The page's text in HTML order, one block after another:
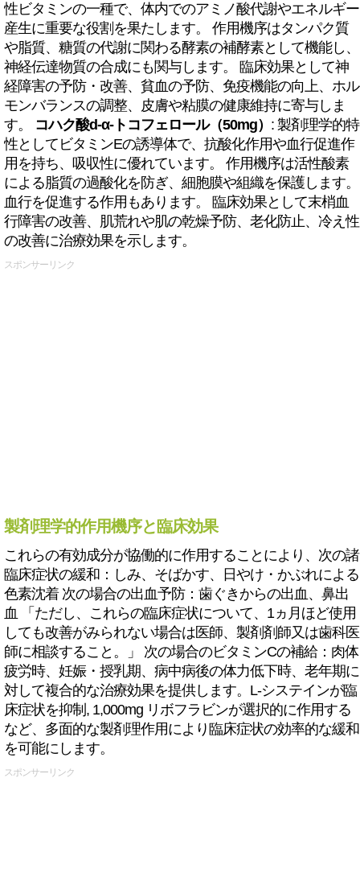
性ビタミンの一種で、体内でのアミノ酸代謝やエネルギー
産生に重要な役割を果たします。 作用機序はタンパク質
や脂質、糖質の代謝に関わる酵素の補酵素として機能し、
神経伝達物質の合成にも関与します。 臨床効果として神
経障害の予防・改善、貧血の予防、免疫機能の向上、ホル
モンバランスの調整、皮膚や粘膜の健康維持に寄与しま
す。 コハク酸d-α-トコフェロール（50mg） : 製剤理学的特
性としてビタミンEの誘導体で、抗酸化作用や血行促進作
用を持ち、吸収性に優れています。 作用機序は活性酸素
による脂質の過酸化を防ぎ、細胞膜や組織を保護します。
血行を促進する作用もあります。 臨床効果として末梢血
行障害の改善、肌荒れや肌の乾燥予防、老化防止、冷え性
の改善に治療効果を示します。
スポンサーリンク
製剤理学的作用機序と臨床効果
これらの有効成分が協働的に作用することにより、次の諸
臨床症状の緩和：しみ、そばかす、日やけ・かぶれによる
色素沈着 次の場合の出血予防：歯ぐきからの出血、鼻出
血 「ただし、これらの臨床症状について、1ヵ月ほど使用
しても改善がみられない場合は医師、製剤剤師又は歯科医
師に相談すること。」 次の場合のビタミンCの補給：肉体
疲労時、妊娠・授乳期、病中病後の体力低下時、老年期に
対して複合的な治療効果を提供します。L-システインが臨
床症状を抑制, 1,000mg リボフラビンが選択的に作用する
など、多面的な製剤理作用により臨床症状の効率的な緩和
を可能にします。
スポンサーリンク